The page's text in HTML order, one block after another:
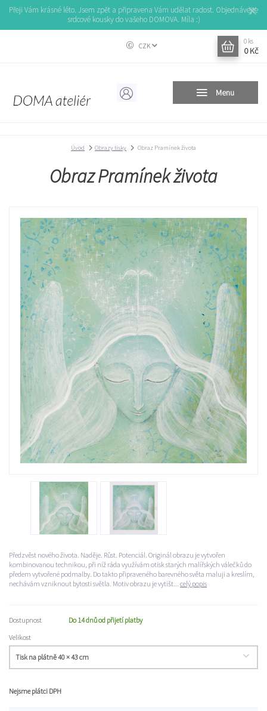
Přeji Vám krásné léto. Jsem zpět a připravena Vám udělat radost. Objednávejte
srdcové kousky do vašeho DOMOVA. Míla :)
Menu
CZK
0 ks
0 Kč
Úvod Obrazy tisky Obraz Pramínek života
Obraz Pramínek života
Předzvěst nového života. Naděje. Růst. Potenciál. Originál obrazu je vytvořen
kombinovanou technikou, při níž ráda využívám otisk starých malířských válečků do
předem vytvořené podmalby. Do takto připraveného barevného světa maluji a kreslím,
nechávám vzniknout bytosti světla. Motiv obrazu je vytišt... celý popis
Dostupnost
Do 14 dnů od přijetí platby
Velikost
Nejsme plátci DPH